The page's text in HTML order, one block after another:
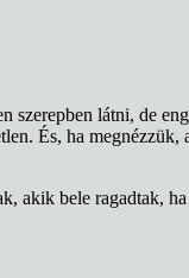
látni, de
És, ha megnézzük,
akik bele ragadtak,